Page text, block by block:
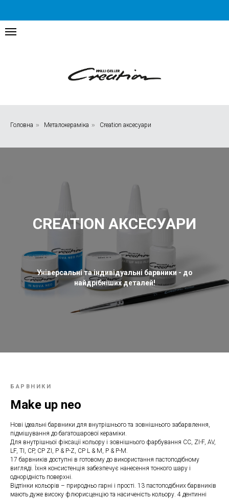
Головна » Металокераміка » Creation аксесуари
CREATION АКСЕСУАРИ
Універсальні та індивідуальні барвники - до
найдрібніших деталей!
БАРВНИКИ
Make up neo
Нові ідеальні барвники для внутрішнього та зовнішнього забарвлення,
підмішування до багатошарової кераміки.
Для внутрішньої фіксації кольору і зовнішнього фарбування CC, ZI-F, AV,
LF, TI, CP, CP ZI, P & P-Z, CP L & M, P & P-M.
17 барвників доступні в готовому до використання пастоподібному
вигляді. Їхня консистенція забезпечує нанесення тонкого шару і
однорідність поверхні.
Відтінки кольорів – природньо гарні і прості. 13 пастоподібних барвників
мають дуже високу флюрисценцію та насиченість кольору. 4 дентинні